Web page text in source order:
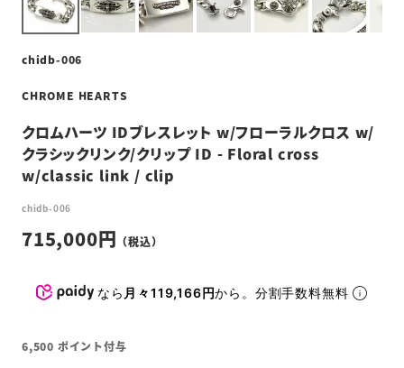
chidb-006
CHROME HEARTS
クロムハーツ IDブレスレット w/フローラルクロス w/
クラシックリンク/クリップ ID - Floral cross
w/classic link / clip
chidb-006
715,000
なら 月々119,166円から。分割手数料無料
6,500 ポイント付与